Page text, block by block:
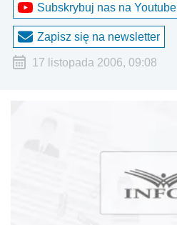
Subskrybuj nas na Youtube
Zapisz się na newsletter
17 listopada 2006, 09:08